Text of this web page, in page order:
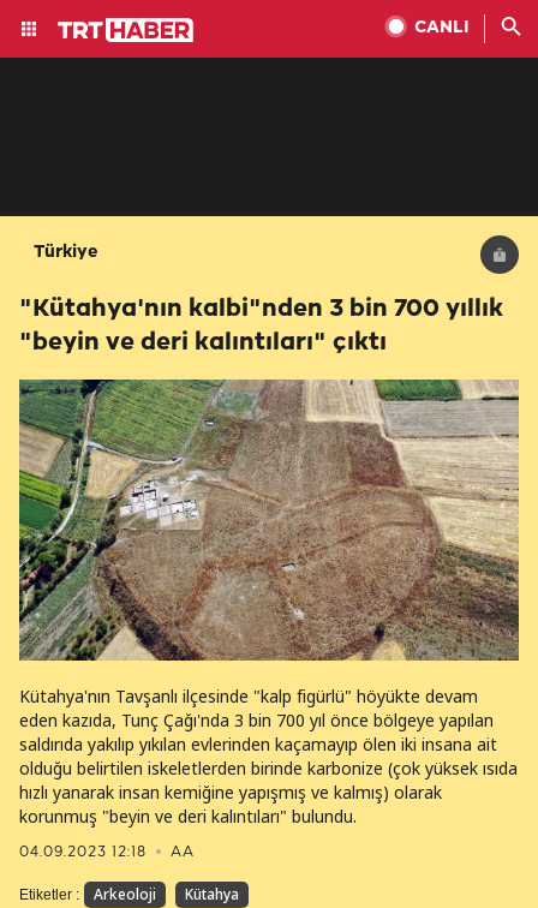
CANLI
Türkiye
"Kütahya'nın kalbi"nden 3 bin 700 yıllık
"beyin ve deri kalıntıları" çıktı
04.09.2023 12:18 AA
Kütahya'nın Tavşanlı ilçesinde "kalp figürlü" höyükte devam
eden kazıda, Tunç Çağı'nda 3 bin 700 yıl önce bölgeye yapılan
saldırıda yakılıp yıkılan evlerinden kaçamayıp ölen iki insana ait
olduğu belirtilen iskeletlerden birinde karbonize (çok yüksek ısıda
hızlı yanarak insan kemiğine yapışmış ve kalmış) olarak
korunmuş "beyin ve deri kalıntıları" bulundu.
Etiketler : Arkeoloji Kütahya